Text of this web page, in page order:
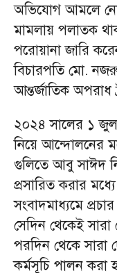
অভিযোগ আমলে
মামলায় পলাতক
পরোয়ানা জারি
বিচারপতি মো.
আন্তর্জাতিক
২০২৪ সালের ১
নিয়ে আন্দোলনের
গুলিতে আবু সাঈদ
প্রসারিত করার
সংবাদমাধ্যমে
সেদিন থেকেই
পরদিন থেকে সারা
কর্মসূচি পালন